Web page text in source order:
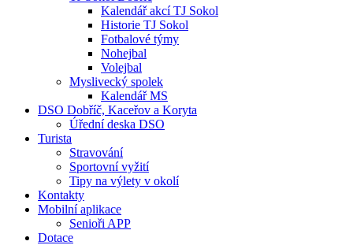
Kalendář akcí TJ Sokol
Historie TJ Sokol
Fotbalové týmy
Nohejbal
Volejbal
Myslivecký spolek
Kalendář MS
DSO Dobříč, Kaceřov a Koryta
Úřední deska DSO
Turista
Stravování
Sportovní vyžití
Tipy na výlety v okolí
Kontakty
Mobilní aplikace
Senioři APP
Dotace